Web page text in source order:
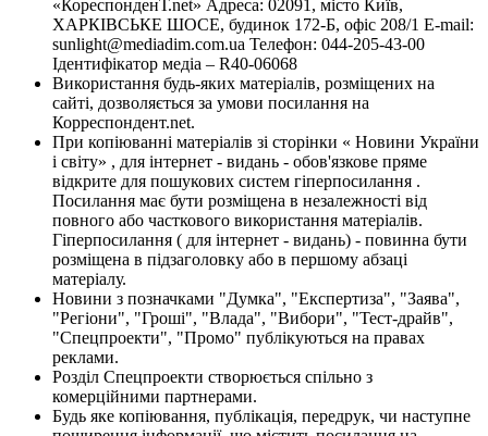
«КореспонденТ.net» Адреса: 02091, місто Київ,
ХАРКІВСЬКЕ ШОСЕ, будинок 172-Б, офіс 208/1 E-mail:
sunlight@mediadim.com.ua Телефон: 044-205-43-00
Ідентифікатор медіа – R40-06068
Використання будь-яких матеріалів, розміщених на
сайті, дозволяється за умови посилання на
Корреспондент.net.
При копіюванні матеріалів зі сторінки « Новини України
і світу» , для інтернет - видань - обов'язкове пряме
відкрите для пошукових систем гіперпосилання .
Посилання має бути розміщена в незалежності від
повного або часткового використання матеріалів.
Гіперпосилання ( для інтернет - видань) - повинна бути
розміщена в підзаголовку або в першому абзаці
матеріалу.
Новини з позначками "Думка", "Експертиза", "Заява",
"Регіони", "Гроші", "Влада", "Вибори", "Тест-драйв",
"Спецпроекти", "Промо" публікуються на правах
реклами.
Розділ Спецпроекти створюється спільно з
комерційними партнерами.
Будь яке копіювання, публікація, передрук, чи наступне